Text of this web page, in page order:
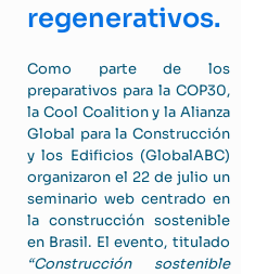
regenerativos.
Como parte de los
preparativos para la COP30,
la Cool Coalition y la Alianza
Global para la Construcción
y los Edificios (GlobalABC)
organizaron el 22 de julio un
seminario web centrado en
la construcción sostenible
en Brasil. El evento, titulado
“Construcción sostenible